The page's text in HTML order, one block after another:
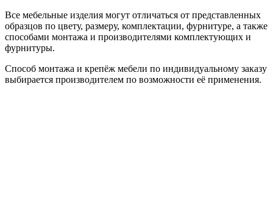
Все мебельные изделия могут отличаться от представленных
образцов по цвету, размеру, комплектации, фурнитуре, а также
способами монтажа и производителями комплектующих и
фурнитуры.
Способ монтажа и крепёж мебели по индивидуальному заказу
выбирается производителем по возможности её применения.